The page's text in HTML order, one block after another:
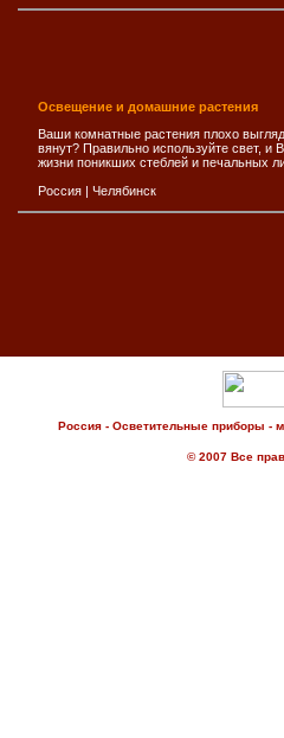
Освещение и домашние растения
Ваши комнатные растения плохо
вянут? Правильно используйте свет, и
жизни поникших стеблей и печальных
Россия | Челябинск
Россия - Осветительные приборы -
© 2007 Все